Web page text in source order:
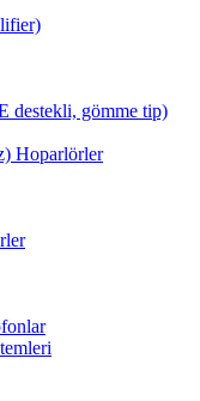
destekli, gömme tip)
Hoparlörler